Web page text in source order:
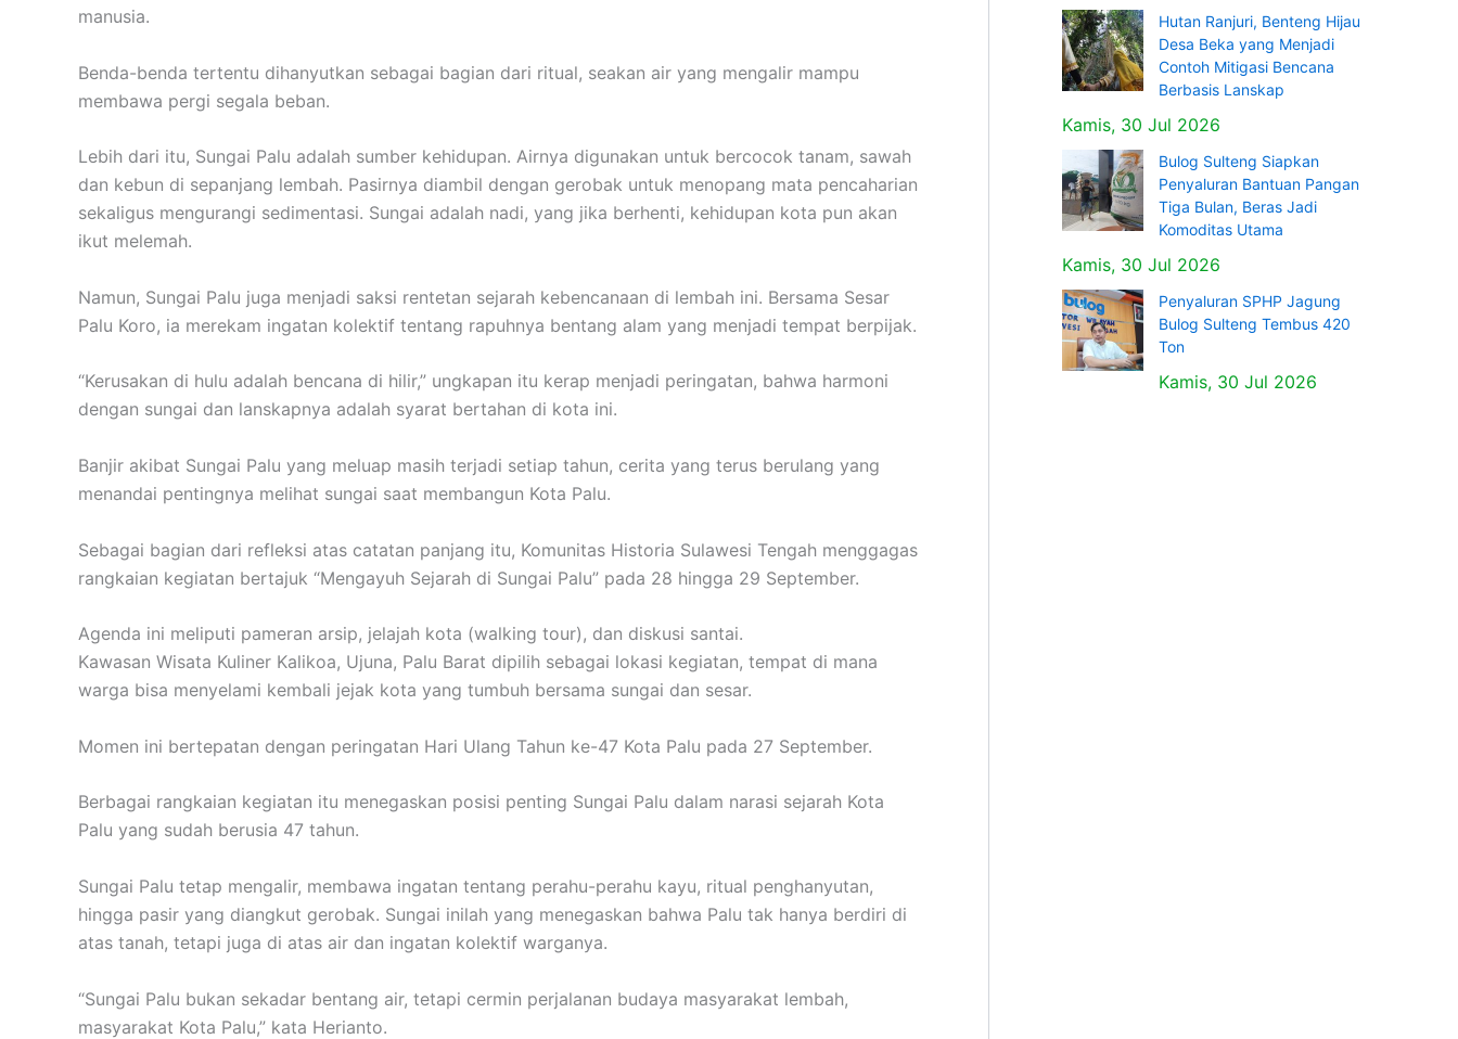
manusia.
Benda-benda tertentu dihanyutkan sebagai bagian dari ritual, seakan air yang mengalir mampu
membawa pergi segala beban.
Lebih dari itu, Sungai Palu adalah sumber kehidupan. Airnya digunakan untuk bercocok tanam, sawah
dan kebun di sepanjang lembah. Pasirnya diambil dengan gerobak untuk menopang mata pencaharian
sekaligus mengurangi sedimentasi. Sungai adalah nadi, yang jika berhenti, kehidupan kota pun akan
ikut melemah.
Namun, Sungai Palu juga menjadi saksi rentetan sejarah kebencanaan di lembah ini. Bersama Sesar
Palu Koro, ia merekam ingatan kolektif tentang rapuhnya bentang alam yang menjadi tempat berpijak.
“Kerusakan di hulu adalah bencana di hilir,” ungkapan itu kerap menjadi peringatan, bahwa harmoni
dengan sungai dan lanskapnya adalah syarat bertahan di kota ini.
Banjir akibat Sungai Palu yang meluap masih terjadi setiap tahun, cerita yang terus berulang yang
menandai pentingnya melihat sungai saat membangun Kota Palu.
Sebagai bagian dari refleksi atas catatan panjang itu, Komunitas Historia Sulawesi Tengah menggagas
rangkaian kegiatan bertajuk “Mengayuh Sejarah di Sungai Palu” pada 28 hingga 29 September.
Agenda ini meliputi pameran arsip, jelajah kota (walking tour), dan diskusi santai.
Kawasan Wisata Kuliner Kalikoa, Ujuna, Palu Barat dipilih sebagai lokasi kegiatan, tempat di mana
warga bisa menyelami kembali jejak kota yang tumbuh bersama sungai dan sesar.
Momen ini bertepatan dengan peringatan Hari Ulang Tahun ke-47 Kota Palu pada 27 September.
Berbagai rangkaian kegiatan itu menegaskan posisi penting Sungai Palu dalam narasi sejarah Kota
Palu yang sudah berusia 47 tahun.
Sungai Palu tetap mengalir, membawa ingatan tentang perahu-perahu kayu, ritual penghanyutan,
hingga pasir yang diangkut gerobak. Sungai inilah yang menegaskan bahwa Palu tak hanya berdiri di
atas tanah, tetapi juga di atas air dan ingatan kolektif warganya.
“Sungai Palu bukan sekadar bentang air, tetapi cermin perjalanan budaya masyarakat lembah,
masyarakat Kota Palu,” kata Herianto.
Hutan Ranjuri, Benteng Hijau
Desa Beka yang Menjadi
Contoh Mitigasi Bencana
Berbasis Lanskap
Kamis, 30 Jul 2026
Bulog Sulteng Siapkan
Penyaluran Bantuan Pangan
Tiga Bulan, Beras Jadi
Komoditas Utama
Kamis, 30 Jul 2026
Penyaluran SPHP Jagung
Bulog Sulteng Tembus 420
Ton
Kamis, 30 Jul 2026